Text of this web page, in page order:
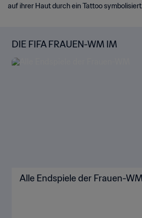
auf ihrer Haut durch ein Tattoo
DIE FIFA FRAUEN-WM IM
Alle Endspiele der Frauen-WM